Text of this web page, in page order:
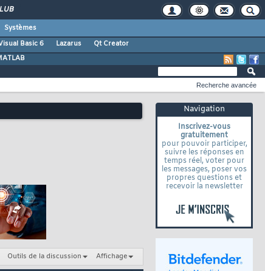
Systèmes
Basic 6 Lazarus
Qt Creator
Navigation
Inscrivez-vous
gratuitement
pour pouvoir participer,
suivre les réponses en
temps réel, voter pour
les messages, poser vos
propres questions et
recevoir la newsletter
Recherche avancée
Outils de la discussion Affichage